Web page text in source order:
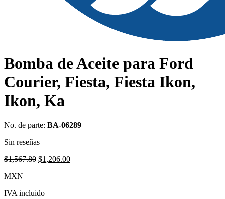
Bomba de Aceite para Ford
Courier, Fiesta, Fiesta Ikon,
Ikon, Ka
No. de parte: BA-06289
Sin reseñas
$1,567.80 Original
$1,206.00Current
MXN
IVA incluido